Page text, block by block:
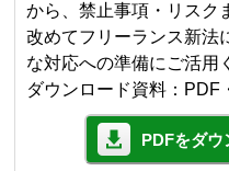
から、禁止事項・リスク
改めてフリーランス新法
な対応への準備にご活用
ダウンロード資料：PDF
PDFをダウ